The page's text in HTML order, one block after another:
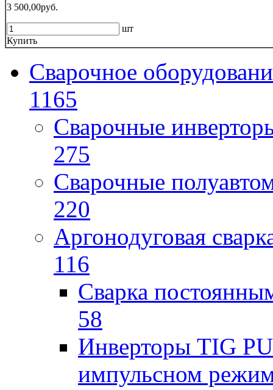
3 500,00руб.
шт
Купить
Сварочное
1165
Сварочные
275
Сварочные
220
Аргонодуговая
116
Сварка
58
Инверторы TIG
импульсном